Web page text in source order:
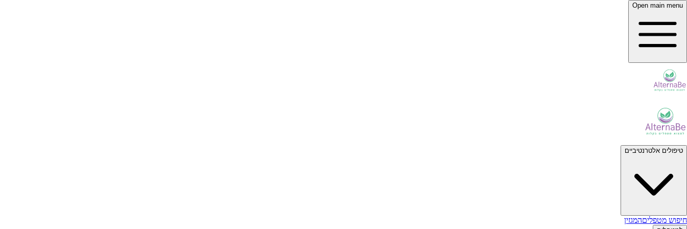
Open main menu
טיפולים אלטרנטיביים
חיפוש מטפליםהמגזין